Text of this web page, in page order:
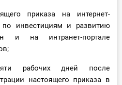
приказа на интернет-
по инвестициям и развитию
и на интранет-портале
рабочих дней после
настоящего приказа в